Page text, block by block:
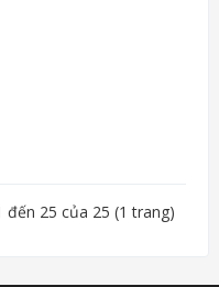
đến 25 của 25 (1 trang)